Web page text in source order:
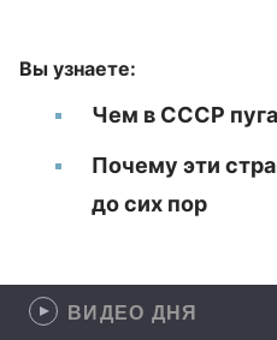
Вы узнаете:
Чем в СССР
Почему эти
до сих пор
ВИДЕО ДНЯ